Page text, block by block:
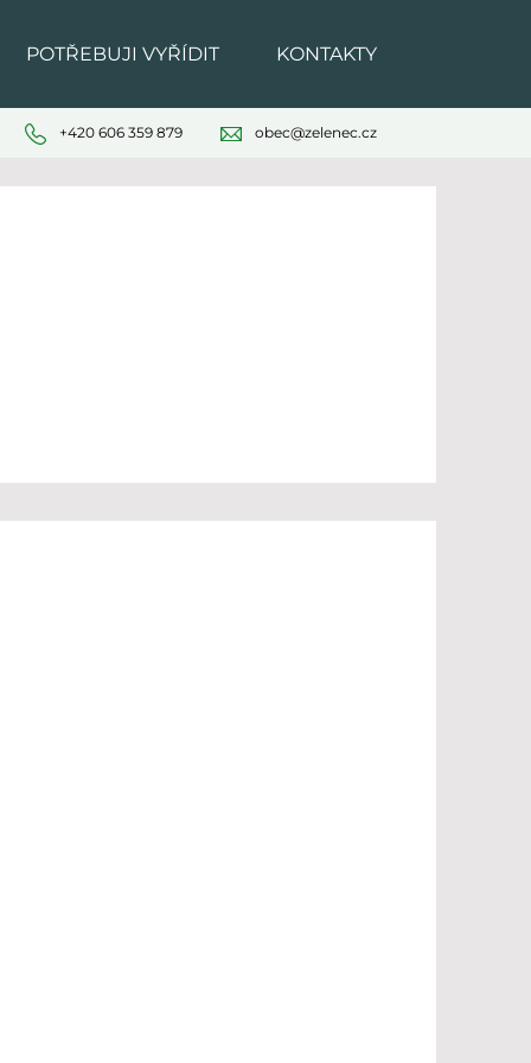
POTŘEBUJI VYŘÍDIT KONTAKTY
+420 606 359 879 obec@zelenec.cz